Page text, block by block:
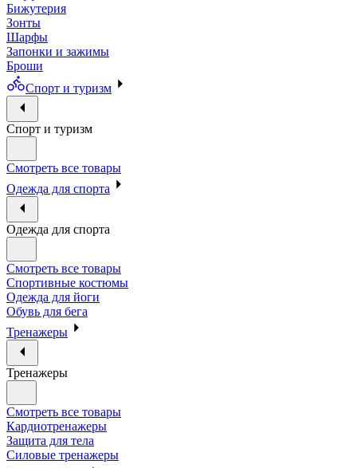
Бижутерия
Зонты
Шарфы
Запонки и зажимы
Броши
Спорт и туризм
Спорт и туризм
Смотреть все товары
Одежда для спорта
Одежда для спорта
Смотреть все товары
Спортивные костюмы
Одежда для йоги
Обувь для бега
Тренажеры
Тренажеры
Смотреть все товары
Кардиотренажеры
Защита для тела
Силовые тренажеры